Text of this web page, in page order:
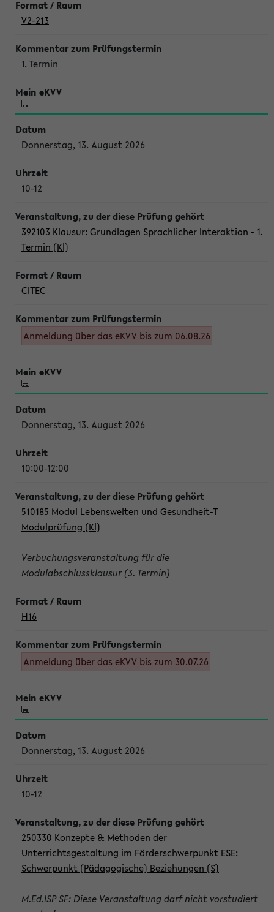
V2-213
1. Termin
Donnerstag, 13. August 2026
10-12
392103 Klausur: Grundlagen Sprachlicher Interaktion - 1.
Termin (Kl)
CITEC
Anmeldung über das eKVV bis zum 06.08.26
Donnerstag, 13. August 2026
10:00-12:00
510185 Modul Lebenswelten und Gesundheit-T
Modulprüfung (Kl)
Verbuchungsveranstaltung für die
Modulabschlussklausur (3. Termin)
H16
Anmeldung über das eKVV bis zum 30.07.26
Donnerstag, 13. August 2026
10-12
250330 Konzepte & Methoden der
Unterrichtsgestaltung im Förderschwerpunkt ESE:
Schwerpunkt (Pädagogische) Beziehungen (S)
M.Ed.ISP SF: Diese Veranstaltung darf nicht vorstudiert